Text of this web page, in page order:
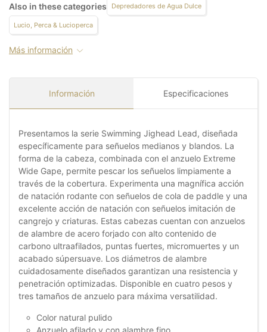
Also in these categories Depredadores de Agua Dulce
Lucio, Perca & Lucioperca
Más información
Información Especificaciones
Presentamos la serie Swimming Jighead Lead, diseñada
específicamente para señuelos medianos y blandos. La
forma de la cabeza, combinada con el anzuelo Extreme
Wide Gape, permite pescar los señuelos limpiamente a
través de la cobertura. Experimenta una magnífica acción
de natación rodante con señuelos de cola de paddle y una
excelente acción de natación con señuelos imitación de
cangrejo y criaturas. Estas cabezas cuentan con anzuelos
de alambre de acero forjado con alto contenido de
carbono ultraafilados, puntas fuertes, micromuertes y un
acabado súpersuave. Los diámetros de alambre
cuidadosamente diseñados garantizan una resistencia y
penetración optimizadas. Disponible en cuatro pesos y
tres tamaños de anzuelo para máxima versatilidad.
Color natural pulido